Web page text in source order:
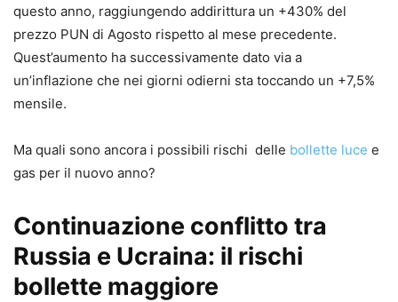
questo anno, raggiungendo addirittura un +430% del
prezzo PUN di Agosto rispetto al mese precedente.
Quest’aumento ha successivamente dato via a
un’inflazione che nei giorni odierni sta toccando un +7,5%
mensile.
Ma quali sono ancora i possibili rischi delle bollette luce e
gas per il nuovo anno?
Continuazione conflitto tra
Russia e Ucraina: il rischi
bollette maggiore